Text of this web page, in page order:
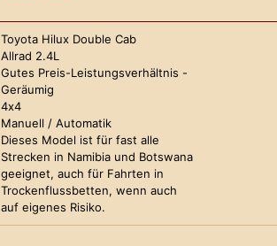
Toyota Hilux Double Cab
Allrad 2.4L
Gutes Preis-Leistungsverhältnis -
Geräumig
4x4
Manuell / Automatik
Dieses Model ist für fast alle
Strecken in Namibia und Botswana
geeignet, auch für Fahrten in
Trockenflussbetten, wenn auch
auf eigenes Risiko.